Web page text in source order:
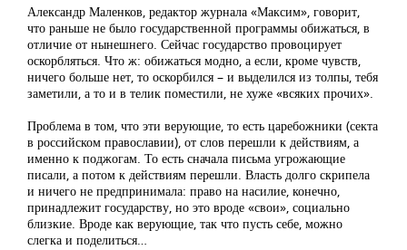
Александр Маленков, редактор журнала «Максим», говорит,
что раньше не было государственной программы обижаться, в
отличие от нынешнего. Сейчас государство провоцирует
оскорбляться. Что ж: обижаться модно, а если, кроме чувств,
ничего больше нет, то оскорбился – и выделился из толпы, тебя
заметили, а то и в телик поместили, не хуже «всяких прочих».
Проблема в том, что эти верующие, то есть царебожники (секта
в российском православии), от слов перешли к действиям, а
именно к поджогам. То есть сначала письма угрожающие
писали, а потом к действиям перешли. Власть долго скрипела
и ничего не предпринимала: право на насилие, конечно,
принадлежит государству, но это вроде «свои», социально
близкие. Вроде как верующие, так что пусть себе, можно
слегка и поделиться…